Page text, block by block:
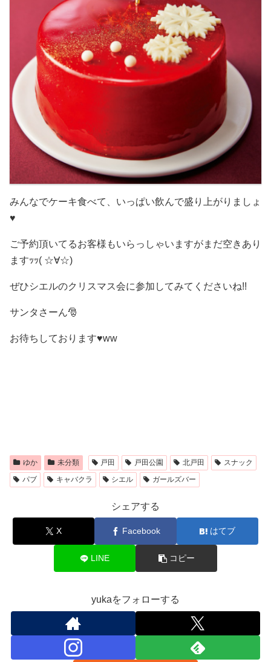
みんなでケーキ食べて、いっぱい飲んで盛り上がりましょ
♥️
ご予約頂いてるお客様もいらっしゃいますがまだ空きあり
ますｯｯ( ☆∀☆)
ぜひシエルのクリスマス会に参加してみてくださいね!!
サンタさーん🎅
お待ちしております♥️ww
ゆか 未分類 戸田 戸田公園 北戸田
スナック
パブ
キャバクラ シエル ガールズバー
シェアする
X Facebook はてブ
LINE コピー
yukaをフォローする